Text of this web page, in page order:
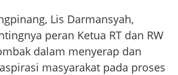
Lis Darmansyah,
peran Ketua RT dan RW
dalam menyerap dan
masyarakat pada proses